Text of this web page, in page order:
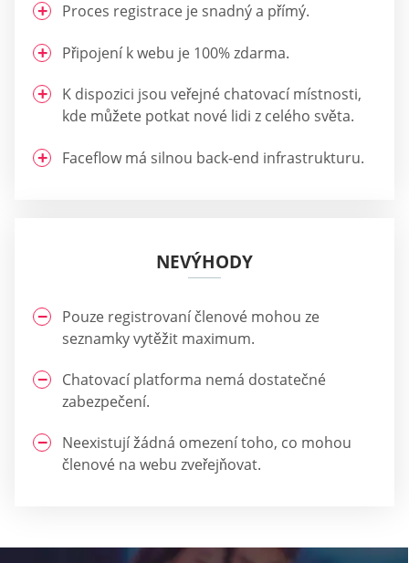
Proces registrace je snadný a přímý.
Připojení k webu je 100% zdarma.
K dispozici jsou veřejné chatovací místnosti,
kde můžete potkat nové lidi z celého světa.
Faceflow má silnou back-end infrastrukturu.
NEVÝHODY
Pouze registrovaní členové mohou ze
seznamky vytěžit maximum.
Chatovací platforma nemá dostatečné
zabezpečení.
Neexistují žádná omezení toho, co mohou
členové na webu zveřejňovat.